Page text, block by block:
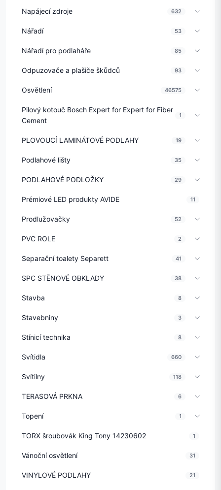
Napájecí zdroje 632
Nářadí 53
Nářadí pro podlaháře 85
Odpuzovače a plašiče škůdců 93
Osvětlení 46575
Pilový kotouč Bosch Expert for Expert for Fiber
Cement
1
PLOVOUCÍ LAMINÁTOVÉ PODLAHY 19
Podlahové lišty 35
PODLAHOVÉ PODLOŽKY 29
Prémiové LED produkty AVIDE 11
Prodlužovačky 52
PVC ROLE 2
Separační toalety Separett 41
SPC STĚNOVÉ OBKLADY 38
Stavba 8
Stavebniny 3
Stínicí technika 8
Svítidla 660
Svítilny 118
TERASOVÁ PRKNA 6
Topení 1
TORX šroubovák King Tony 14230602 1
Vánoční osvětlení 31
VINYLOVÉ PODLAHY 21